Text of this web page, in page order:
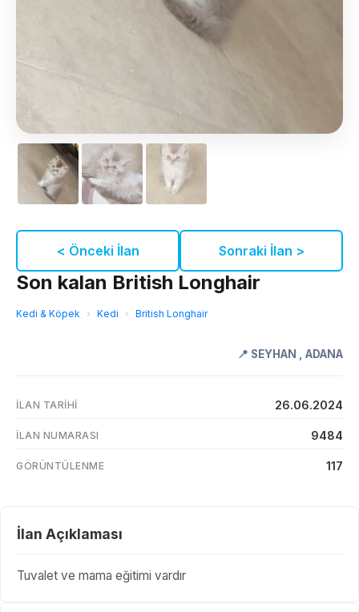
< Önceki İlan Sonraki İlan >
Son kalan British Longhair
Kedi & Köpek › Kedi › British Longhair
📍 SEYHAN ADANA
İLAN TARIHI 26.06.2024
İLAN NUMARASI 9484
GÖRÜNTÜLENME 117
İlan Açıklaması
Tuvalet ve mama eğitimi vardır